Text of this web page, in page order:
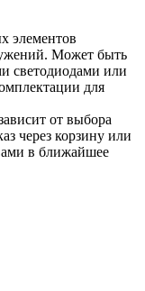
элементов
Может быть
светодиодами или
для
от выбора
через корзину или
в ближайшее